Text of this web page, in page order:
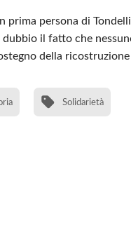
prima persona di
il fatto che
della
Solidarietà